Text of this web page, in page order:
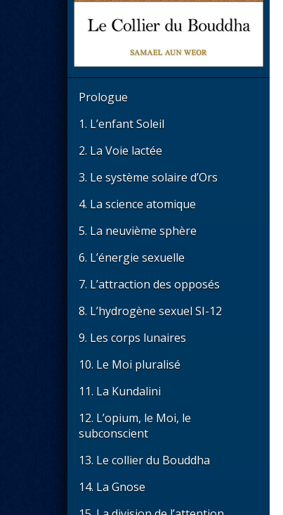
Prologue
1. L’enfant Soleil
2. La Voie lactée
3. Le système solaire d’Ors
4. La science atomique
5. La neuvième sphère
6. L’énergie sexuelle
7. L’attraction des opposés
8. L’hydrogène sexuel SI-12
9. Les corps lunaires
10. Le Moi pluralisé
11. La Kundalini
12. L’opium, le Moi, le
subconscient
13. Le collier du Bouddha
14. La Gnose